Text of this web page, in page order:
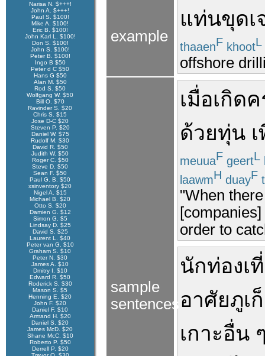
Narisa N. $+++!
John A. $+++!
Paul S. $100!
Mike A. $100!
Eric B. $100!
John Karl L. $100!
Don S. $100!
John S. $100!
Peter B. $100!
Ingo B $50
Peter d C $50
Hans G $50
Alan M. $50
Rod S. $50
Wolfgang W. $50
Bill O. $70
Ravinder S. $20
Chris S. $15
Jose D-C $20
Steven P. $20
Daniel W. $75
Rudolf M. $30
David R. $50
Judith W. $50
Roger C. $50
Steve D. $50
Sean F. $50
Paul G. B. $50
xsinventory $20
Nigel A. $15
Michael B. $20
Otto S. $20
Damien G. $12
Simon G. $5
Lindsay D. $25
David S. $25
Laurent L. $40
Peter van G. $10
Graham S. $10
Peter N. $30
James A. $10
Dmitry I. $10
Edward R. $50
Roderick S. $30
Mason S. $5
Henning E. $20
John F. $20
Daniel F. $10
Armand H. $20
Daniel S. $20
James McD. $20
Shane McC. $10
Roberto P. $50
Derrell P. $20
example
แท่นขุดเ
thaaenF khootL
offshore
sample
sentences
เมื่อเกิดค
ด้วยทุ่น
meuuaF geertL
laawmH duayF
"When
order to
นักท่องเ
อาศัยภูเ
เกาะอื่น